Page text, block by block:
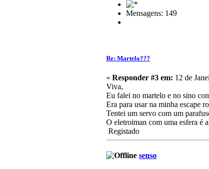
Mensagens: 149
Re: Martelo???
« Responder #3 em: 12 de
Viva,
Eu falei no martelo e no sino
Era para usar na minha escape
Tentei um servo com um
O eletroiman com uma esfera é
Registado
senso